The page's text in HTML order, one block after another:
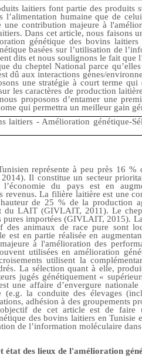
laitiers font partie des produits
l’alimentation humaine que de
une contribution majeure à
Dans cet article, nous faisons
génétique des bovins
basées sur l’utilisation de
dits et nous soulignons le fait que
du cheptel National parce
dû aux interactions gènes/
une stratégie à court terme
les caractères de production
proposons d’entamer une
qui permettra un meilleur gain
laitiers - Amélioration génétique-
représente à peu près 16
Il constitue un secteur
l’économie du pays est en
revenus. La filière laitière est une
de 25 % de la production
du LAIT (GIVLAIT, 2011). Le
pures importées (GIVLAIT, 2015).
des animaux de race pure sont
est en partie réalisée en
à l'amélioration des
utilisées en amélioration
utilisent la
La sélection quant à elle,
jugés génétiquement «
une affaire d’envergure
(e.g. la conduite des élevages
adhésion à des groupements
de cet article est de faire
des bovins laitiers en Tunisie
de l’information moléculaire
état des lieux de l'amélioration